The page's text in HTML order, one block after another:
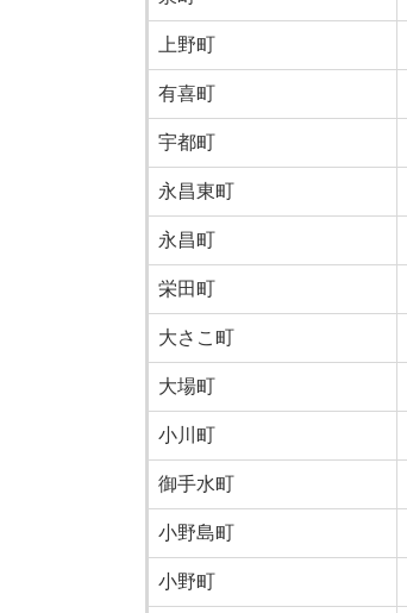
上野町
有喜町
宇都町
永昌東町
永昌町
栄田町
大さこ町
大場町
小川町
御手水町
小野島町
小野町